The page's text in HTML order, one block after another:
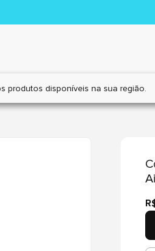
produtos disponíveis na sua região.